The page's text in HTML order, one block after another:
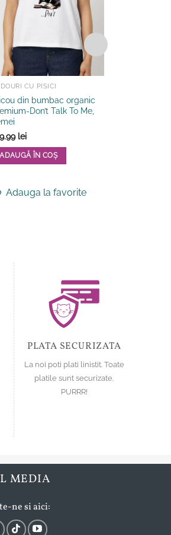
CU PISICI
din bumbac organic
Don’t Talk To Me,
lei
ADAUGĂ ÎN COȘ
Adauga la favorite
PLATA SECURIZATA
La noi poti plati linistit. Toate
platile sunt securizate.
PURRR!
MEDIA
ne si aici: